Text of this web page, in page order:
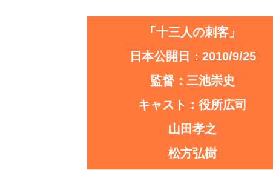
「十三人の刺客」
日本公開日：2010/9/25
監督：三池崇史
キャスト：役所広司
山田孝之
松方弘樹